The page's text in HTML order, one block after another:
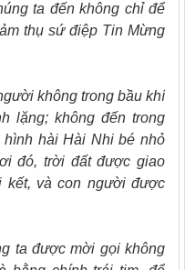
ta đến không chỉ để
thụ sứ điệp Tin Mừng
không trong bầu khí
lặng; không đến trong
hình hài Hài Nhi bé nhỏ
đó, trời đất được giao
kết, và con người được
ta được mời gọi không